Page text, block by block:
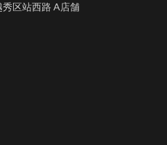
区站西路 A店舗